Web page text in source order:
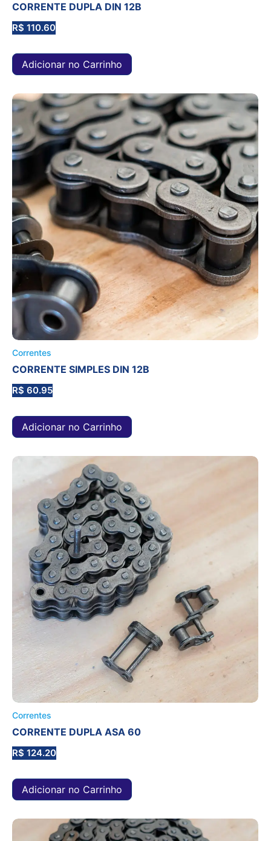
CORRENTE DUPLA DIN 12B
R$ 110.60
Adicionar no Carrinho
Correntes
CORRENTE SIMPLES DIN 12B
R$ 60.95
Adicionar no Carrinho
Correntes
CORRENTE DUPLA ASA 60
R$ 124.20
Adicionar no Carrinho